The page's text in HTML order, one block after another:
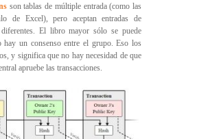
son tablas de múltiple entrada (como las
de Excel), pero aceptan entradas de
diferentes. El libro mayor sólo se puede
hay un consenso entre el grupo. Eso los
y significa que no hay necesidad de que
apruebe las transacciones.